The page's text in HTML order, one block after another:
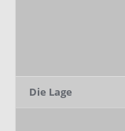
Die Lage